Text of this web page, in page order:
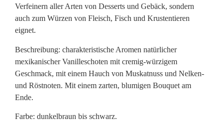
Verfeinern aller Arten von Desserts und Gebäck, sondern
auch zum Würzen von Fleisch, Fisch und Krustentieren
eignet.
Beschreibung: charakteristische Aromen natürlicher
mexikanischer Vanilleschoten mit cremig-würzigem
Geschmack, mit einem Hauch von Muskatnuss und Nelken-
und Röstnoten. Mit einem zarten, blumigen Bouquet am
Ende.
Farbe: dunkelbraun bis schwarz.